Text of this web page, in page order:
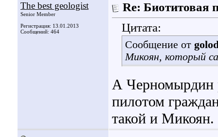
The best geologist
Senior Member
Регистрация: 13.01.2013
Сообщений: 464
Re: Биотитовая
Цитата:
Сообщение от
Микоян, который
А Черномырдин
пилотом
такой и Микоян.